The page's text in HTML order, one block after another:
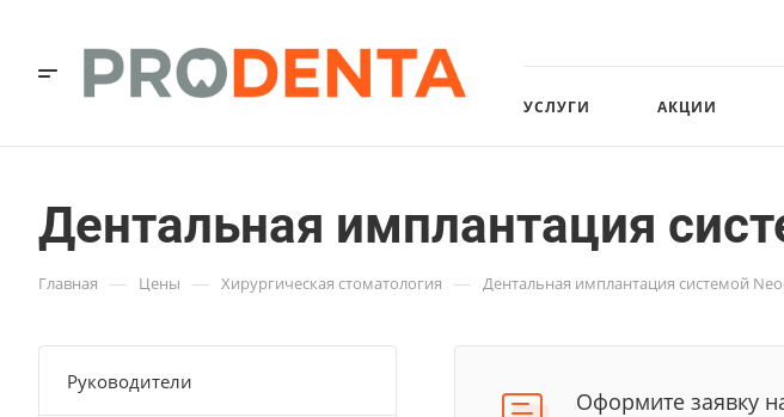
УСЛУГИ АКЦИИ
Дентальная имплантация
Главная — Цены — Хирургическая стоматология — Дентальная имплантация системой
Оформите заявку
Руководители